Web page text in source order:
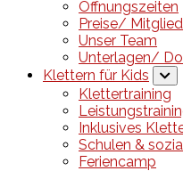
Öffnungszeiten
Preise/
Unser Team
Unterlagen/
Klettern für Kids
Klettertraining
Inklusives
Schulen &
Feriencamp